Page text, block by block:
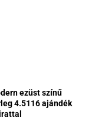
ezüst színű
4.5116 ajándék